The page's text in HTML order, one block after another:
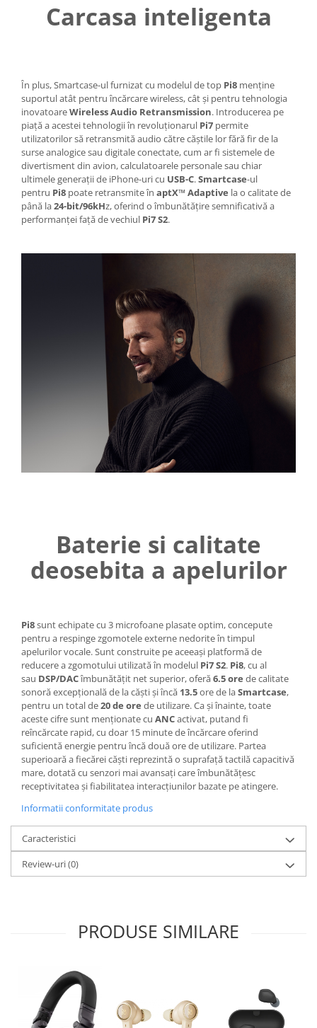
Carcasa inteligenta
În plus, Smartcase-ul furnizat cu modelul de top Pi8 menține
suportul atât pentru încărcare wireless, cât și pentru tehnologia
inovatoareWireless Audio Retransmission. Introducerea pe
piață a acestei tehnologii în revoluționarul Pi7 permite
utilizatorilor să retransmită audio către căștile lor fără fir de la
surse analogice sau digitale conectate, cum ar fi sistemele de
divertisment din avion, calculatoarele personale sau chiar
ultimele generații de iPhone-uri cu USB-C.Smartcase-ul
pentru Pi8 poate retransmite în aptX™ Adaptive la o calitate de
până la24-bit/96kHz, oferind o îmbunătățire semnificativă a
performanței față de vechiul Pi7 S2.
Baterie si calitate
deosebita a apelurilor
Pi8sunt echipate cu 3 microfoane plasate optim, concepute
pentru a respinge zgomotele externe nedorite în timpul
apelurilor vocale. Sunt construite pe aceeași platformă de
reducere a zgomotului utilizată în modelul Pi7 S2. Pi8, cu al
sau DSP/DACîmbunătățit net superior, oferă6.5 ore de calitate
sonoră excepțională de la căști și încă 13.5ore de laSmartcase,
pentru un total de20 de ore de utilizare. Ca și înainte, toate
aceste cifre sunt menționate cu ANCactivat, putand fi
reîncărcate rapid, cu doar 15 minute de încărcare oferind
suficientă energie pentru încă două ore de utilizare. Partea
superioară a fiecărei căști reprezintă o suprafață tactilă capacitivă
mare, dotată cu senzori mai avansați care îmbunătățesc
receptivitatea și fiabilitatea interacțiunilor bazate pe atingere.
Informatii conformitate produs
Caracteristici
Review-uri(0)
PRODUSE SIMILARE